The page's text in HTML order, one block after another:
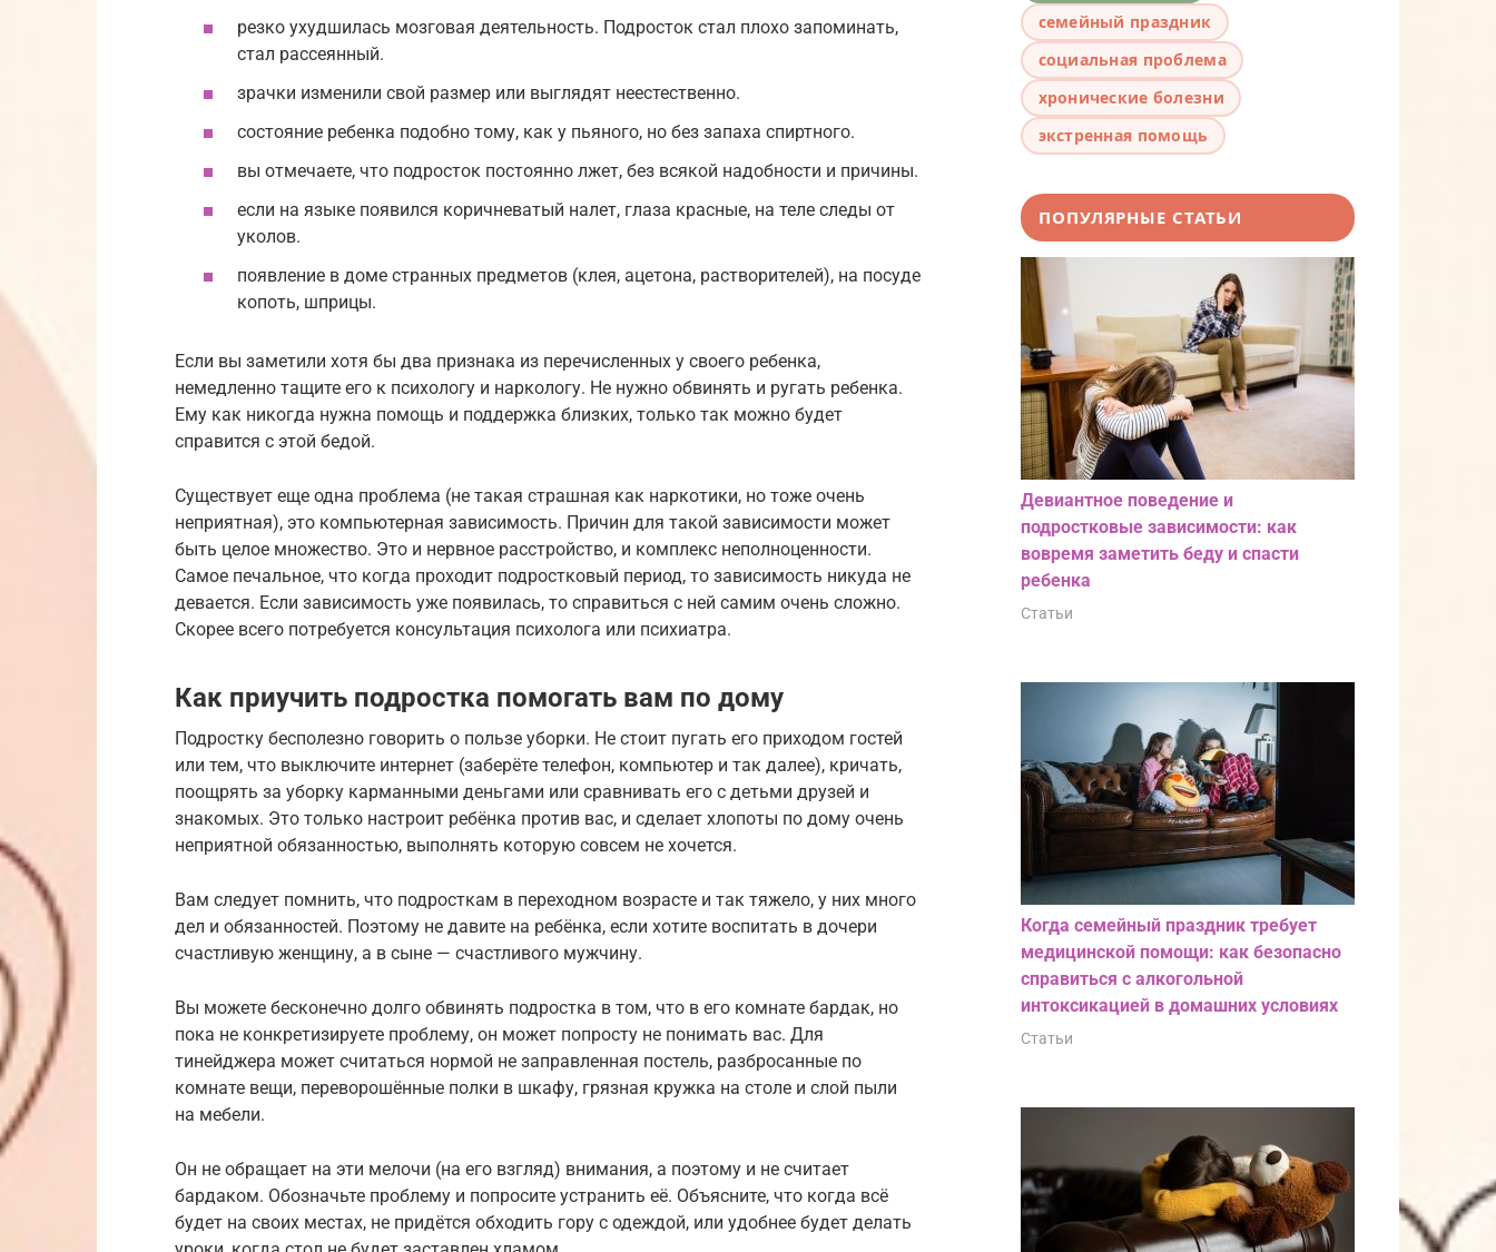
резко ухудшилась мозговая деятельность. Подросток стал плохо запоминать,
стал рассеянный.
зрачки изменили свой размер или выглядят неестественно.
состояние ребенка подобно тому, как у пьяного, но без запаха спиртного.
вы отмечаете, что подросток постоянно лжет, без всякой надобности и причины.
если на языке появился коричневатый налет, глаза красные, на теле следы от
уколов.
появление в доме странных предметов (клея, ацетона, растворителей), на посуде
копоть, шприцы.
Если вы заметили хотя бы два признака из перечисленных у своего ребенка,
немедленно тащите его к психологу и наркологу. Не нужно обвинять и ругать ребенка.
Ему как никогда нужна помощь и поддержка близких, только так можно будет
справится с этой бедой.
Существует еще одна проблема (не такая страшная как наркотики, но тоже очень
неприятная), это компьютерная зависимость. Причин для такой зависимости может
быть целое множество. Это и нервное расстройство, и комплекс неполноценности.
Самое печальное, что когда проходит подростковый период, то зависимость никуда не
девается. Если зависимость уже появилась, то справиться с ней самим очень сложно.
Скорее всего потребуется консультация психолога или психиатра.
Как приучить подростка помогать вам по дому
Подростку бесполезно говорить о пользе уборки. Не стоит пугать его приходом гостей
или тем, что выключите интернет (заберёте телефон, компьютер и так далее), кричать,
поощрять за уборку карманными деньгами или сравнивать его с детьми друзей и
знакомых. Это только настроит ребёнка против вас, и сделает хлопоты по дому очень
неприятной обязанностью, выполнять которую совсем не хочется.
Вам следует помнить, что подросткам в переходном возрасте и так тяжело, у них много
дел и обязанностей. Поэтому не давите на ребёнка, если хотите воспитать в дочери
счастливую женщину, а в сыне — счастливого мужчину.
Вы можете бесконечно долго обвинять подростка в том, что в его комнате бардак, но
пока не конкретизируете проблему, он может попросту не понимать вас. Для
тинейджера может считаться нормой не заправленная постель, разбросанные по
комнате вещи, переворошённые полки в шкафу, грязная кружка на столе и слой пыли
на мебели.
Он не обращает на эти мелочи (на его взгляд) внимания, а поэтому и не считает
бардаком. Обозначьте проблему и попросите устранить её. Объясните, что когда всё
будет на своих местах, не придётся обходить гору с одеждой, или удобнее будет делать
семейный праздник
социальная проблема
хронические болезни
экстренная помощь
ПОПУЛЯРНЫЕ СТАТЬИ
Девиантное поведение и
подростковые зависимости: как
вовремя заметить беду и спасти
ребенка
Статьи
Когда семейный праздник требует
медицинской помощи: как безопасно
справиться с алкогольной
интоксикацией в домашних условиях
Статьи